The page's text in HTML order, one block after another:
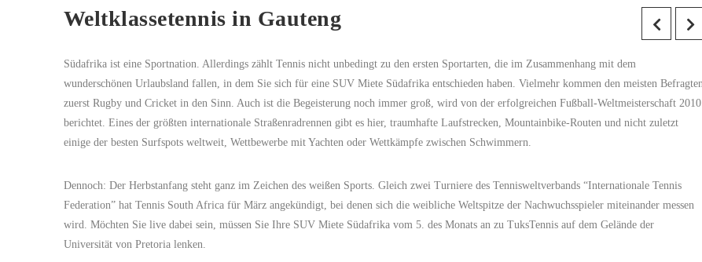
Weltklassetennis in Gauteng
Südafrika ist eine Sportnation. Allerdings zählt Tennis nicht unbedingt zu den ersten Sportarten, die im Zusammenhang mit dem
wunderschönen Urlaubsland fallen, in dem Sie sich für eine SUV Miete Südafrika entschieden haben. Vielmehr kommen den meisten Befragten
zuerst Rugby und Cricket in den Sinn. Auch ist die Begeisterung noch immer groß, wird von der erfolgreichen Fußball-Weltmeisterschaft 2010
berichtet. Eines der größten internationale Straßenradrennen gibt es hier, traumhafte Laufstrecken, Mountainbike-Routen und nicht zuletzt
einige der besten Surfspots weltweit, Wettbewerbe mit Yachten oder Wettkämpfe zwischen Schwimmern.
Dennoch: Der Herbstanfang steht ganz im Zeichen des weißen Sports. Gleich zwei Turniere des Tennisweltverbands “Internationale Tennis
Federation” hat Tennis South Africa für März angekündigt, bei denen sich die weibliche Weltspitze der Nachwuchsspieler miteinander messen
wird. Möchten Sie live dabei sein, müssen Sie Ihre SUV Miete Südafrika vom 5. des Monats an zu TuksTennis auf dem Gelände der
Universität von Pretoria lenken.